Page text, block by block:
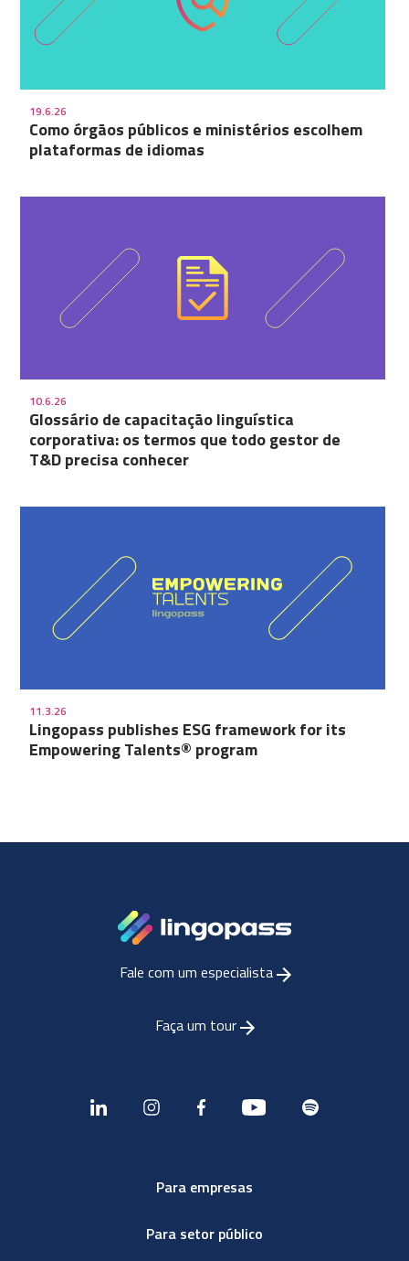
19.6.26
Como órgãos públicos e ministérios escolhem
plataformas de idiomas
10.6.26
Glossário de capacitação linguística
corporativa: os termos que todo gestor de
T&D precisa conhecer
11.3.26
Lingopass publishes ESG framework for its
Empowering Talents® program
Fale com um especialista
Faça um tour
Para empresas
Para setor público